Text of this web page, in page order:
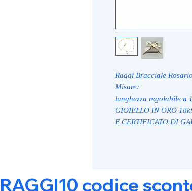
Raggi Bracciale
Misure:
lunghezza regolabile a
GIOIELLO IN ORO
E CERTIFICATO DI
RAGGI10 codice